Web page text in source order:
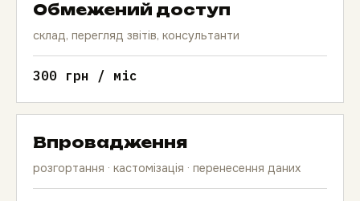
Обмежений доступ
склад, перегляд звітів, консультанти
300 грн / міс
Впровадження
розгортання · кастомізація · перенесення даних